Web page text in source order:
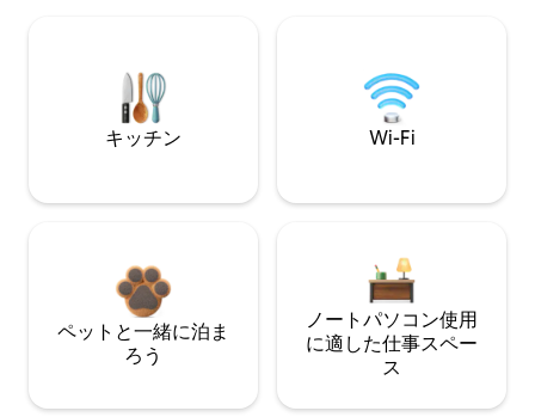
キッチン Wi-Fi
ペットと一緒に泊ま
ろう
ノートパソコン使用
に適した仕事スペー
ス